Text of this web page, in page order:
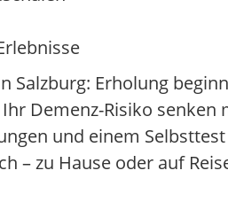
Salzburg: Erholung
Demenz-Risiko
und einem
– zu Hause oder auf